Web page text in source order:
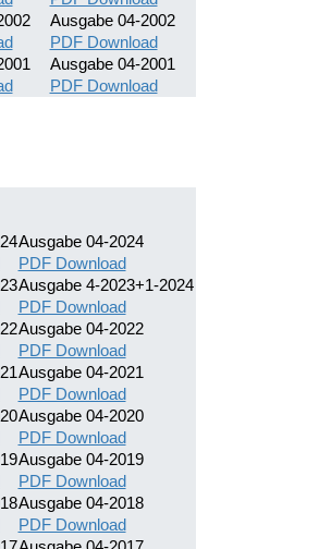
Ausgabe 04-2002
PDF Download
Ausgabe 04-2001
PDF Download
Ausgabe 04-2024
PDF Download
Ausgabe 4-2023+1-2024
PDF Download
Ausgabe 04-2022
PDF Download
Ausgabe 04-2021
PDF Download
Ausgabe 04-2020
PDF Download
Ausgabe 04-2019
PDF Download
Ausgabe 04-2018
PDF Download